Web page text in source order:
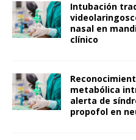
Intubación
nasal en
clínico
metabólica
alerta de
propofol en